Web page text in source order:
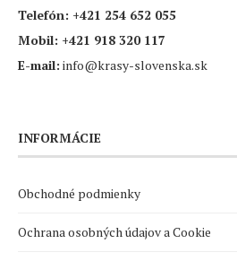
Telefón: +421 254 652 055
Mobil: +421 918 320 117
E-mail: info@krasy-slovenska.sk
INFORMÁCIE
Obchodné podmienky
Ochrana osobných údajov a Cookie